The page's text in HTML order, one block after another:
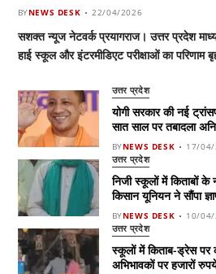
BYNEWS DESK 22/04/2026
सशक्त न्यूज नेटवर्क प्रयागराज। उत्तर प्रदेश
हाई स्कूल और इंटरमीडिएट परीक्षाओं का परिणाम
उत्तर प्रदेश
योगी सरकार की नई
सात साल पर तबादला
BYNEWS DESK 17/
उत्तर प्रदेश
निजी स्कूलों में किताबों के
किसान यूनियन ने सौंपा
BYNEWS DESK 10/
उत्तर प्रदेश
स्कूलों में किताब-ड्रेस
अभिभावकों पर हजारों